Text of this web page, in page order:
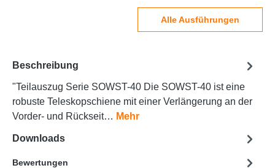
Alle Ausführungen
Beschreibung
"Teilauszug Serie SOWST-40 Die SOWST-40 ist eine
robuste Teleskopschiene mit einer Verlängerung an der
Vorder- und Rückseit… Mehr
Downloads
Bewertungen